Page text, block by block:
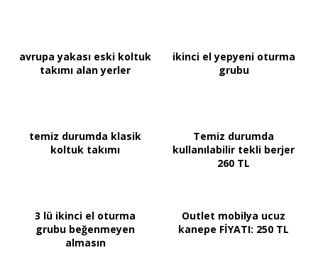
avrupa yakası eski koltuk
takımı alan yerler
ikinci el yepyeni oturma
grubu
temiz durumda klasik
koltuk takımı
Temiz durumda
kullanılabilir tekli berjer
260 TL
3 lü ikinci el oturma
grubu beğenmeyen
almasın
Outlet mobilya ucuz
kanepe FİYATI: 250 TL